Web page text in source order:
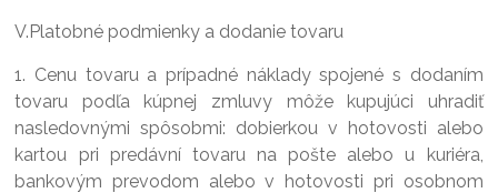
V.Platobné podmienky a dodanie tovaru
1. Cenu tovaru a prípadné náklady spojené s dodaním
tovaru podľa kúpnej zmluvy môže kupujúci uhradiť
nasledovnými spôsobmi: dobierkou v hotovosti alebo
kartou pri predávní tovaru na pošte alebo u kuriéra,
bankovým prevodom alebo v hotovosti pri osobnom